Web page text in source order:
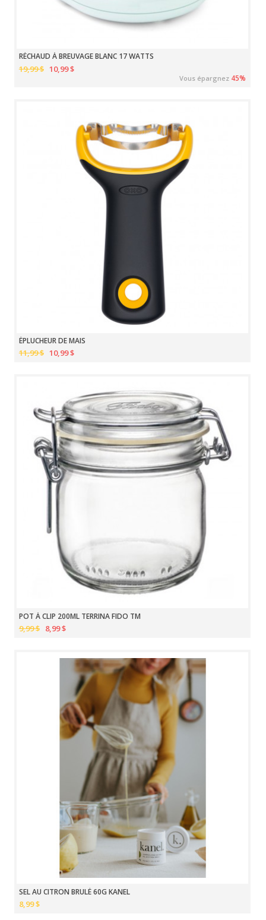
RÉCHAUD À BREUVAGE BLANC 17 WATTS
19,99 $ 10,99 $
Vous épargnez 45%
ÉPLUCHEUR DE MAIS
11,99 $ 10,99 $
POT À CLIP 200ML TERRINA FIDO TM
9,99 $ 8,99 $
SEL AU CITRON BRULÉ 60G KANEL
8,99 $